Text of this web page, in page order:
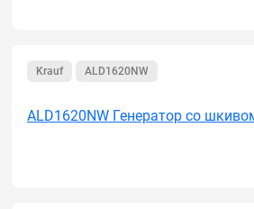
Krauf ALD1620NW
ALD1620NW Генератор cо